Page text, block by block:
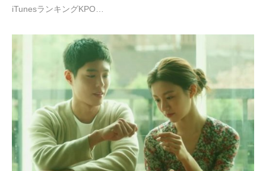
iTunesランキングKPO…